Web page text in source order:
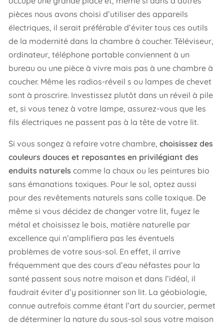
pièces nous avons choisi d’utiliser des appareils
électriques, il serait préférable d’éviter tous ces outils
de la modernité dans la chambre à coucher. Téléviseur,
ordinateur, téléphone portable conviennent à un
bureau ou une pièce à vivre mais pas à une chambre à
coucher. Même les radios-réveil s ou lampes de chevet
sont à proscrire. Investissez plutôt dans un réveil à pile
et, si vous tenez à votre lampe, assurez-vous que les
fils électriques ne passent pas à la tête de votre lit.
Si vous songez à refaire votre chambre, choisissez des
couleurs douces et reposantes en privilégiant des
enduits naturels comme la chaux ou les peintures bio
sans émanations toxiques. Pour le sol, optez aussi
pour des revêtements naturels sans colle toxique. De
même si vous décidez de changer votre lit, fuyez le
métal et choisissez le bois, matière naturelle par
excellence qui n’amplifiera pas les éventuels
problèmes de votre sous-sol. En effet, il arrive
fréquemment que des cours d’eau néfastes pour la
santé passent sous notre maison et dans l’idéal, il
faudrait éviter d’y positionner son lit. La géobiologie,
connue autrefois comme étant l’art du sourcier, permet
de déterminer la nature du sous-sol sous votre maison